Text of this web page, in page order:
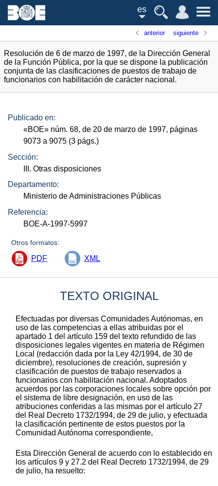
es
anterior siguiente
Resolución de 6 de marzo de 1997, de la Dirección General
de la Función Pública, por la que se dispone la publicación
conjunta de las clasificaciones de puestos de trabajo de
funcionarios con habilitación de carácter nacional.
Publicado en:
«BOE» núm. 68, de 20 de marzo de 1997, páginas
9073 a 9075 (3 págs.)
Sección:
III. Otras disposiciones
Departamento:
Ministerio de Administraciones Públicas
Referencia:
BOE-A-1997-5997
Otros formatos:
PDF XML
TEXTO ORIGINAL
Efectuadas por diversas Comunidades Autónomas, en
uso de las competencias a ellas atribuidas por el
apartado 1 del artículo 159 del texto refundido de las
disposiciones legales vigentes en materia de Régimen
Local (redacción dada por la Ley 42/1994, de 30 de
diciembre), resoluciones de creación, supresión y
clasificación de puestos de trabajo reservados a
funcionarios con habilitación nacional. Adoptados
acuerdos por las corporaciones locales sobre opción por
el sistema de libre designación, en uso de las
atribuciones conferidas a las mismas por el artículo 27
del Real Decreto 1732/1994, de 29 de julio, y efectuada
la clasificación pertinente de estos puestos por la
Comunidad Autónoma correspondiente,
Esta Dirección General de acuerdo con lo establecido en
los artículos 9 y 27.2 del Real Decreto 1732/1994, de 29
de julio, ha resuelto: